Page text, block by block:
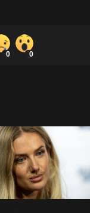
0 0